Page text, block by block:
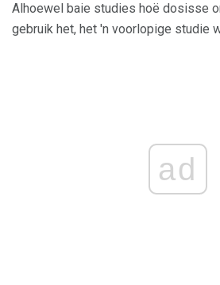
Alhoewel baie studies hoë dosisse
gebruik het, het 'n voorlopige studie
ad